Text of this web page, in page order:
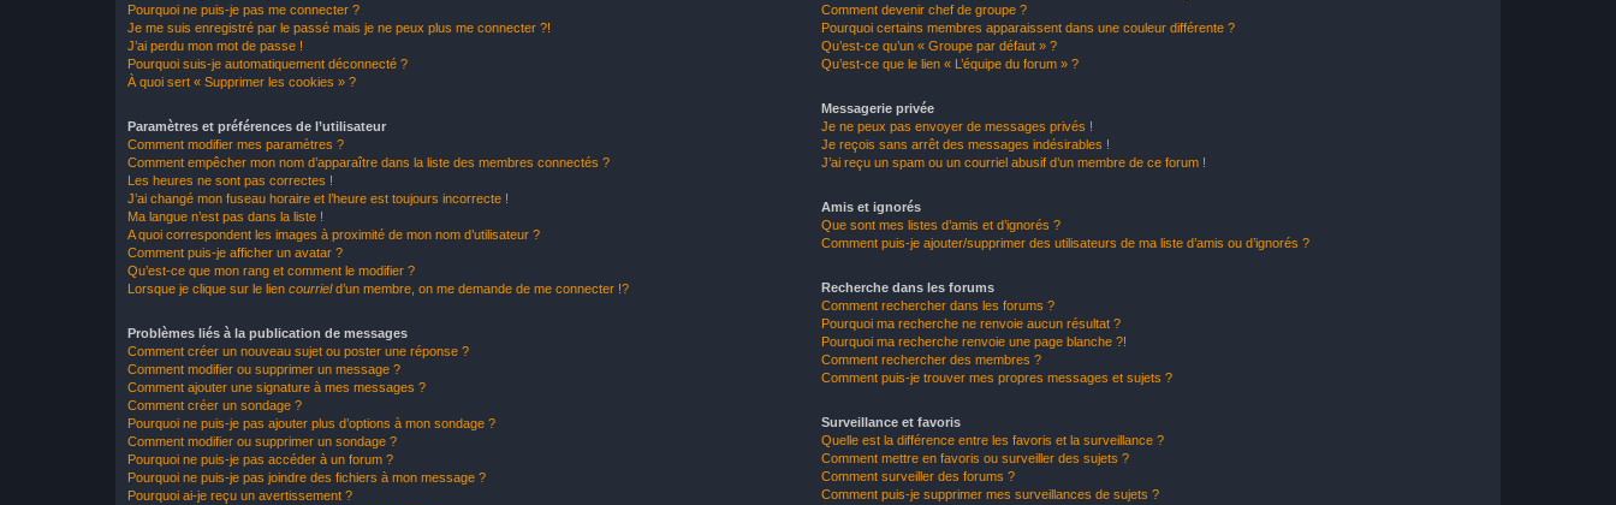
Pourquoi ne puis-je pas me connecter ?
Je me suis enregistré par le passé mais je ne peux plus me connecter ?!
J’ai perdu mon mot de passe !
Pourquoi suis-je automatiquement déconnecté ?
À quoi sert « Supprimer les cookies » ?
Paramètres et préférences de l’utilisateur
Comment modifier mes paramètres ?
Comment empêcher mon nom d’apparaître dans la liste des membres connectés ?
Les heures ne sont pas correctes !
J’ai changé mon fuseau horaire et l’heure est toujours incorrecte !
Ma langue n’est pas dans la liste !
A quoi correspondent les images à proximité de mon nom d’utilisateur ?
Comment puis-je afficher un avatar ?
Qu’est-ce que mon rang et comment le modifier ?
Lorsque je clique sur le lien courrield’un membre, on me demande de me connecter !?
Problèmes liés à la publication de messages
Comment créer un nouveau sujet ou poster une réponse ?
Comment modifier ou supprimer un message ?
Comment ajouter une signature à mes messages ?
Comment créer un sondage ?
Pourquoi ne puis-je pas ajouter plus d’options à mon sondage ?
Comment modifier ou supprimer un sondage ?
Pourquoi ne puis-je pas accéder à un forum ?
Pourquoi ne puis-je pas joindre des fichiers à mon message ?
Pourquoi ai-je reçu un avertissement ?
Comment devenir chef de groupe ?
Pourquoi certains membres apparaissent dans une couleur différente ?
Qu’est-ce qu’un « Groupe par défaut » ?
Qu’est-ce que le lien « L’équipe du forum » ?
Messagerie privée
Je ne peux pas envoyer de messages privés !
Je reçois sans arrêt des messages indésirables !
J’ai reçu un spam ou un courriel abusif d’un membre de ce forum !
Amis et ignorés
Que sont mes listes d’amis et d’ignorés ?
Comment puis-je ajouter/supprimer des utilisateurs de ma liste d’amis ou d’ignorés ?
Recherche dans les forums
Comment rechercher dans les forums ?
Pourquoi ma recherche ne renvoie aucun résultat ?
Pourquoi ma recherche renvoie une page blanche ?!
Comment rechercher des membres ?
Comment puis-je trouver mes propres messages et sujets ?
Surveillance et favoris
Quelle est la différence entre les favoris et la surveillance ?
Comment mettre en favoris ou surveiller des sujets ?
Comment surveiller des forums ?
Comment puis-je supprimer mes surveillances de sujets ?